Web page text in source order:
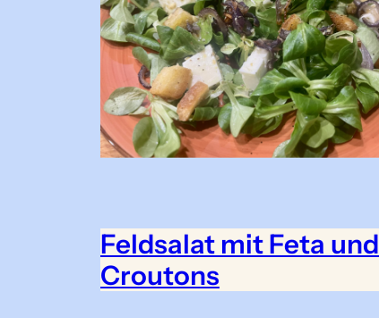
Feldsalat mit Feta und
Croutons